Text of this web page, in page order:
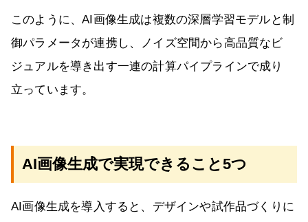
このように、AI画像生成は複数の深層学習モデルと制
御パラメータが連携し、ノイズ空間から高品質なビ
ジュアルを導き出す一連の計算パイプラインで成り
立っています。
AI画像生成で実現できること5つ
AI画像生成を導入すると、デザインや試作品づくりに